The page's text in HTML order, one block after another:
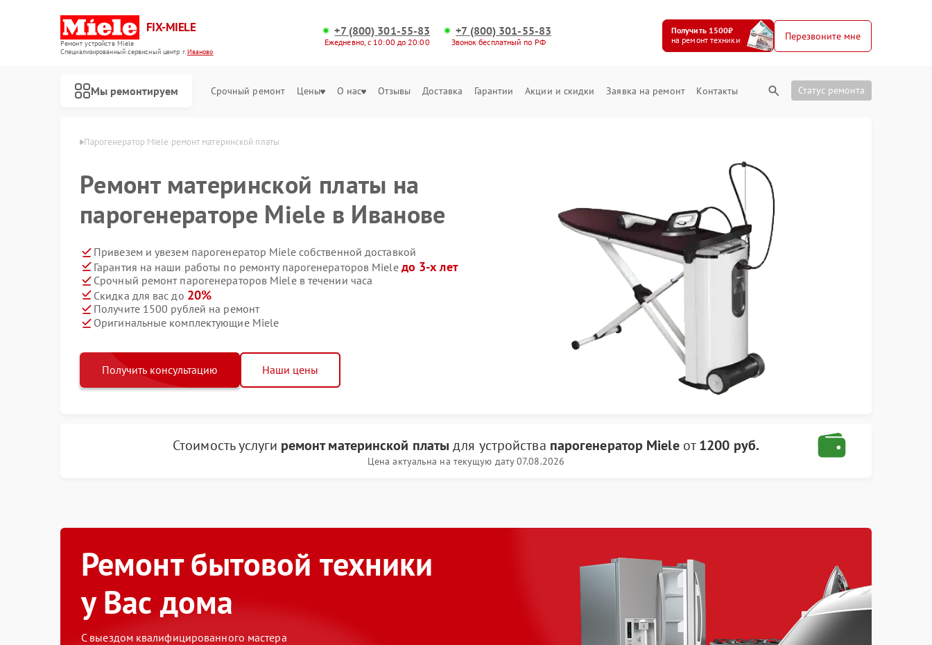
FIX-MIELE
Ремонт устройств Miele
Специализированный cервисный центр г.Иваново
+7 (800) 301-55-83
Ежедневно, с 10:00 до 20:00
+7 (800) 301-55-83
Звонок бесплатный по РФ
Получить 1500₽
на ремонт техники
Перезвоните мне
Мы ремонтируем Срочный ремонт Цены О нас Отзывы Доставка Гарантии Акции и скидки Заявка на ремонт Контакты Статус ремонта
Парогенератор Miele ремонт материнской платы
Ремонт материнской платы на
парогенераторе Miele в Иванове
Привезем и увезем парогенератор Miele собственной доставкой
Гарантия на наши работы по ремонту парогенераторов Miele до 3-х лет
Срочный ремонт парогенераторов Miele в течении часа
Скидка для вас до 20%
Получите 1500 рублей на ремонт
Оригинальные комплектующие Miele
Получить консультацию Наши цены
Стоимость услуги ремонт материнской платы для устройства парогенератор Mieleот1200 руб.
Цена актуальна на текущую дату 07.08.2026
Ремонт бытовой техники
у Вас дома
С выездом квалифицированного мастера